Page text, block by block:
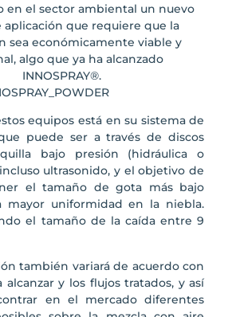
en el sector ambiental un nuevo
aplicación que requiere que la
sea económicamente viable y
algo que ya ha alcanzado
INNOSPRAY®.
equipos está en su sistema de
puede ser a través de discos
bajo presión (hidráulica o
ultrasonido, y el objetivo de
el tamaño de gota más bajo
mayor uniformidad en la niebla.
el tamaño de la caída entre 9
también variará de acuerdo con
alcanzar y los flujos tratados, y así
en el mercado diferentes